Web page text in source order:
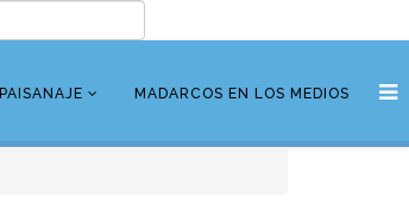
PAISANAJE MADARCOS EN LOS MEDIOS